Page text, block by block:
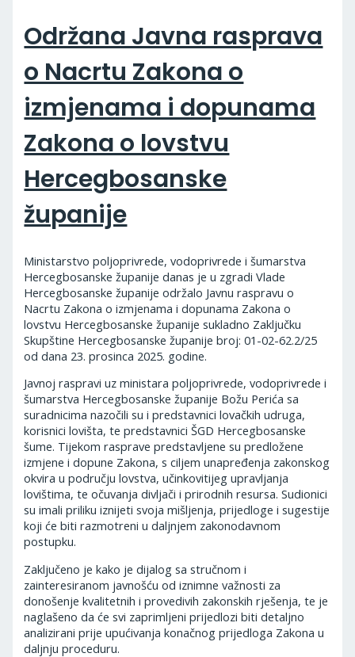
Održana Javna rasprava
o Nacrtu Zakona o
izmjenama i dopunama
Zakona o lovstvu
Hercegbosanske
županije
Ministarstvo poljoprivrede, vodoprivrede i šumarstva
Hercegbosanske županije danas je u zgradi Vlade
Hercegbosanske županije održalo Javnu raspravu o
Nacrtu Zakona o izmjenama i dopunama Zakona o
lovstvu Hercegbosanske županije sukladno Zaključku
Skupštine Hercegbosanske županije broj: 01-02-62.2/25
od dana 23. prosinca 2025. godine.
Javnoj raspravi uz ministara poljoprivrede, vodoprivrede i
šumarstva Hercegbosanske županije Božu Perića sa
suradnicima nazočili su i predstavnici lovačkih udruga,
korisnici lovišta, te predstavnici ŠGD Hercegbosanske
šume. Tijekom rasprave predstavljene su predložene
izmjene i dopune Zakona, s ciljem unapređenja zakonskog
okvira u području lovstva, učinkovitijeg upravljanja
lovištima, te očuvanja divljači i prirodnih resursa. Sudionici
su imali priliku iznijeti svoja mišljenja, prijedloge i sugestije
koji će biti razmotreni u daljnjem zakonodavnom
postupku.
Zaključeno je kako je dijalog sa stručnom i
zainteresiranom javnošću od iznimne važnosti za
donošenje kvalitetnih i provedivih zakonskih rješenja, te je
naglašeno da će svi zaprimljeni prijedlozi biti detaljno
analizirani prije upućivanja konačnog prijedloga Zakona u
daljnju proceduru.